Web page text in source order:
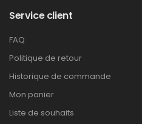
Service client
FAQ
Politique de retour
Historique de commande
Mon panier
Liste de souhaits